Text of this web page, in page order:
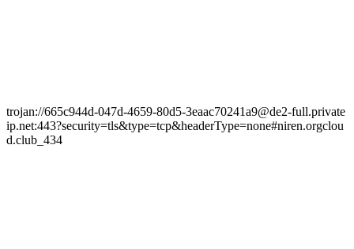
trojan://665c944d-047d-4659-80d5-3eaac70241a9@de2-full.private
ip.net:443?security=tls&type=tcp&headerType=none#niren.orgclou
d.club_434